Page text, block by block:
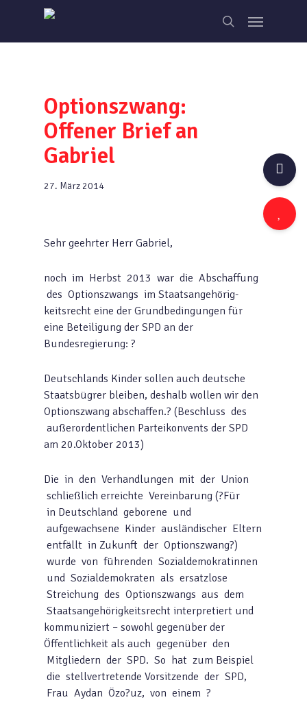
main
search
Menu
Optionszwang:
Offener Brief an
Gabriel
27. März 2014
Sehr geehrter Herr Gabriel,
noch im Herbst 2013 war die Abschaffung
des Optionszwangs im Staatsangehörig-
keitsrecht eine der Grundbedingungen für
eine Beteiligung der SPD an der
Bundesregierung: ?
Deutschlands Kinder sollen auch deutsche
Staatsbügrer bleiben, deshalb wollen wir den
Optionszwang abschaffen.? (Beschluss des
außerordentlichen Parteikonvents der SPD
am 20.Oktober 2013)
Die in den Verhandlungen mit der Union
schließlich erreichte Vereinbarung (?Für
in Deutschland geborene und
aufgewachsene Kinder ausländischer Eltern
entfällt in Zukunft der Optionszwang?)
wurde von führenden Sozialdemokratinnen
und Sozialdemokraten als ersatzlose
Streichung des Optionszwangs aus dem
Staatsangehörigkeitsrecht interpretiert und
kommuniziert – sowohl gegenüber der
Öffentlichkeit als auch gegenüber den
Mitgliedern der SPD. So hat zum Beispiel
die stellvertretende Vorsitzende der SPD,
Frau Aydan Özo?uz, von einem ?